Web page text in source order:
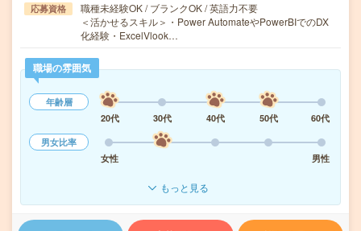
応募資格
職種未経験OK / ブランクOK / 英語力不要
＜活かせるスキル＞・Power AutomateやPowerBIでのDX
化経験・ExcelVlook…
職場の雰囲気
年齢層
20代
30代 40代 50代
60代
男女比率
女性
男性
もっと見る